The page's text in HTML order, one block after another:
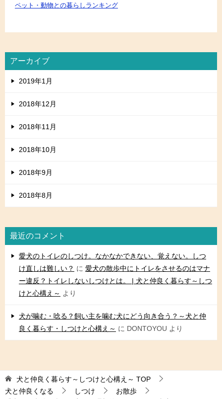
ペット・動物との暮らしランキング
アーカイブ
2019年1月
2018年12月
2018年11月
2018年10月
2018年9月
2018年8月
最近のコメント
愛犬のトイレのしつけ。なかなかできない、覚えない。しつ
け直しは難しい？ に 愛犬の散歩中にトイレをさせるのはマナ
ー違反？トイレしないしつけとは。 | 犬と仲良く暮らす～しつ
けと心構え～ より
犬が噛む・唸る？飼い主を噛む犬にどう向き合う？～犬と仲
良く暮らす・しつけと心構え～ に DONTOYOU より
犬と仲良く暮らす～しつけと心構え～ TOP
犬と仲良くなる
しつけ
お散歩